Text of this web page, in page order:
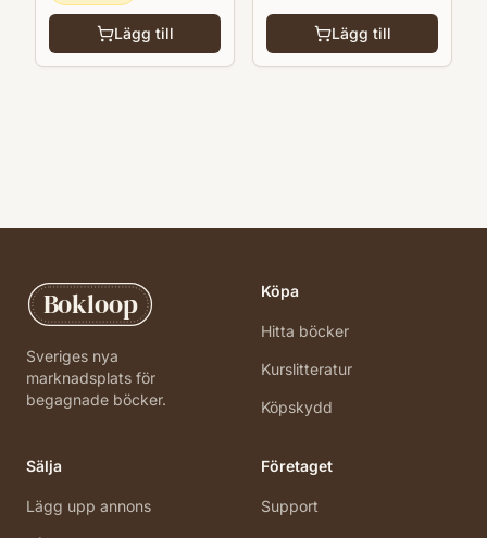
Lägg till Lägg till
Bokloop
Sveriges nya
marknadsplats för
begagnade böcker.
Köpa
Hitta böcker
Kurslitteratur
Köpskydd
Sälja
Lägg upp annons
Företaget
Support